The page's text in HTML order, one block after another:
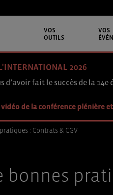
VOS
OUTILS
VOS
2026
d’avoir fait le succès de la 14e
vidéo de la conférence plénière
: Contrats & CGV
bonnes